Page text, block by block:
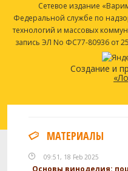
Сетевое издание
Федеральной службе по
технологий и массовых
запись ЭЛ No ФС77-80936 от
Создание и
МАТЕРИАЛЫ
09:51, 18 Feb 2025
Основы виноделия: